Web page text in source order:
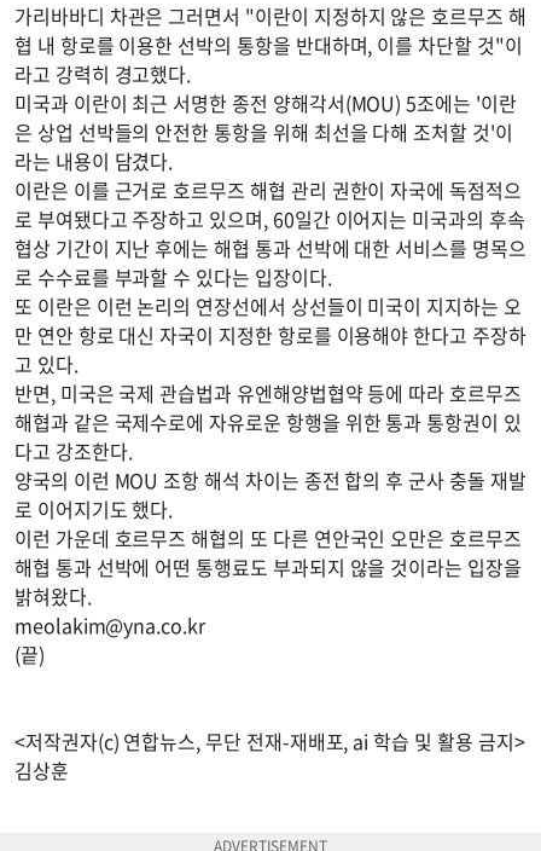
가리바바디 차관은 그러면서 "이란이 지정하지 않은 호르무즈 해
협 내 항로를 이용한 선박의 통항을 반대하며, 이를 차단할 것"이
라고 강력히 경고했다.
미국과 이란이 최근 서명한 종전 양해각서(MOU) 5조에는 '이란
은 상업 선박들의 안전한 통항을 위해 최선을 다해 조처할 것'이
라는 내용이 담겼다.
이란은 이를 근거로 호르무즈 해협 관리 권한이 자국에 독점적으
로 부여됐다고 주장하고 있으며, 60일간 이어지는 미국과의 후속
협상 기간이 지난 후에는 해협 통과 선박에 대한 서비스를 명목으
로 수수료를 부과할 수 있다는 입장이다.
또 이란은 이런 논리의 연장선에서 상선들이 미국이 지지하는 오
만 연안 항로 대신 자국이 지정한 항로를 이용해야 한다고 주장하
고 있다.
반면, 미국은 국제 관습법과 유엔해양법협약 등에 따라 호르무즈
해협과 같은 국제수로에 자유로운 항행을 위한 통과 통항권이 있
다고 강조한다.
양국의 이런 MOU 조항 해석 차이는 종전 합의 후 군사 충돌 재발
로 이어지기도 했다.
이런 가운데 호르무즈 해협의 또 다른 연안국인 오만은 호르무즈
해협 통과 선박에 어떤 통행료도 부과되지 않을 것이라는 입장을
밝혀왔다.
meolakim@yna.co.kr
(끝)
<저작권자(c) 연합뉴스, 무단 전재-재배포, ai 학습 및 활용 금지>
김상훈